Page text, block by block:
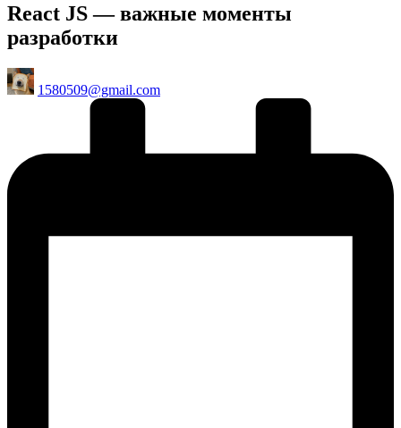
React JS — важные моменты
разработки
Posted
by
1580509@gmail.com